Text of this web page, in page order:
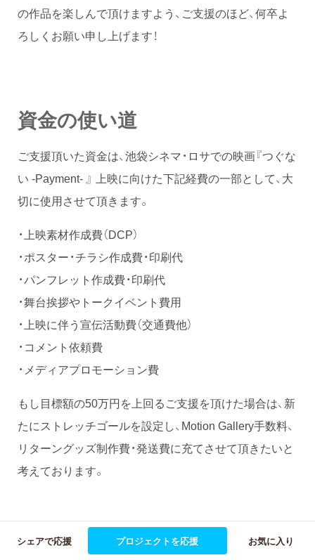
の作品を楽しんで頂けますよう、ご支援のほど、何卒よ
ろしくお願い申し上げます！
資金の使い道
ご支援頂いた資金は、池袋シネマ・ロサでの映画『つぐな
い -Payment- 』 上映に向けた下記経費の一部として、大
切に使用させて頂きます。
・上映素材作成費（DCP）
・ポスター・チラシ作成費・印刷代
・パンフレット作成費・印刷代
・舞台挨拶やトークイベント費用
・上映に伴う宣伝活動費（交通費他）
・コメント依頼費
・メディアプロモーション費
もし目標額の50万円を上回るご支援を頂けた場合は、新
たにストレッチゴールを設定し、Motion Gallery手数料、
リターングッズ制作費・発送費に充てさせて頂きたいと
考えております。
シェアで応援 プロジェクトを応援 お気に入り